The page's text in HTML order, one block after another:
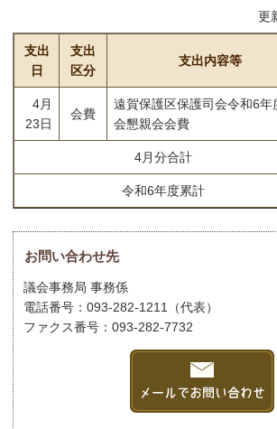
更
支出
日
支出
区分
支出内容等
4月
23日
会費
遠賀保護区保護司会令和6年
会懇親会会費
4月分合計
令和6年度累計
お問い合わせ先
議会事務局 事務係
電話番号：093-282-1211（代表）
ファクス番号：093-282-7732